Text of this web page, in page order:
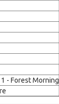
- Forest Morning